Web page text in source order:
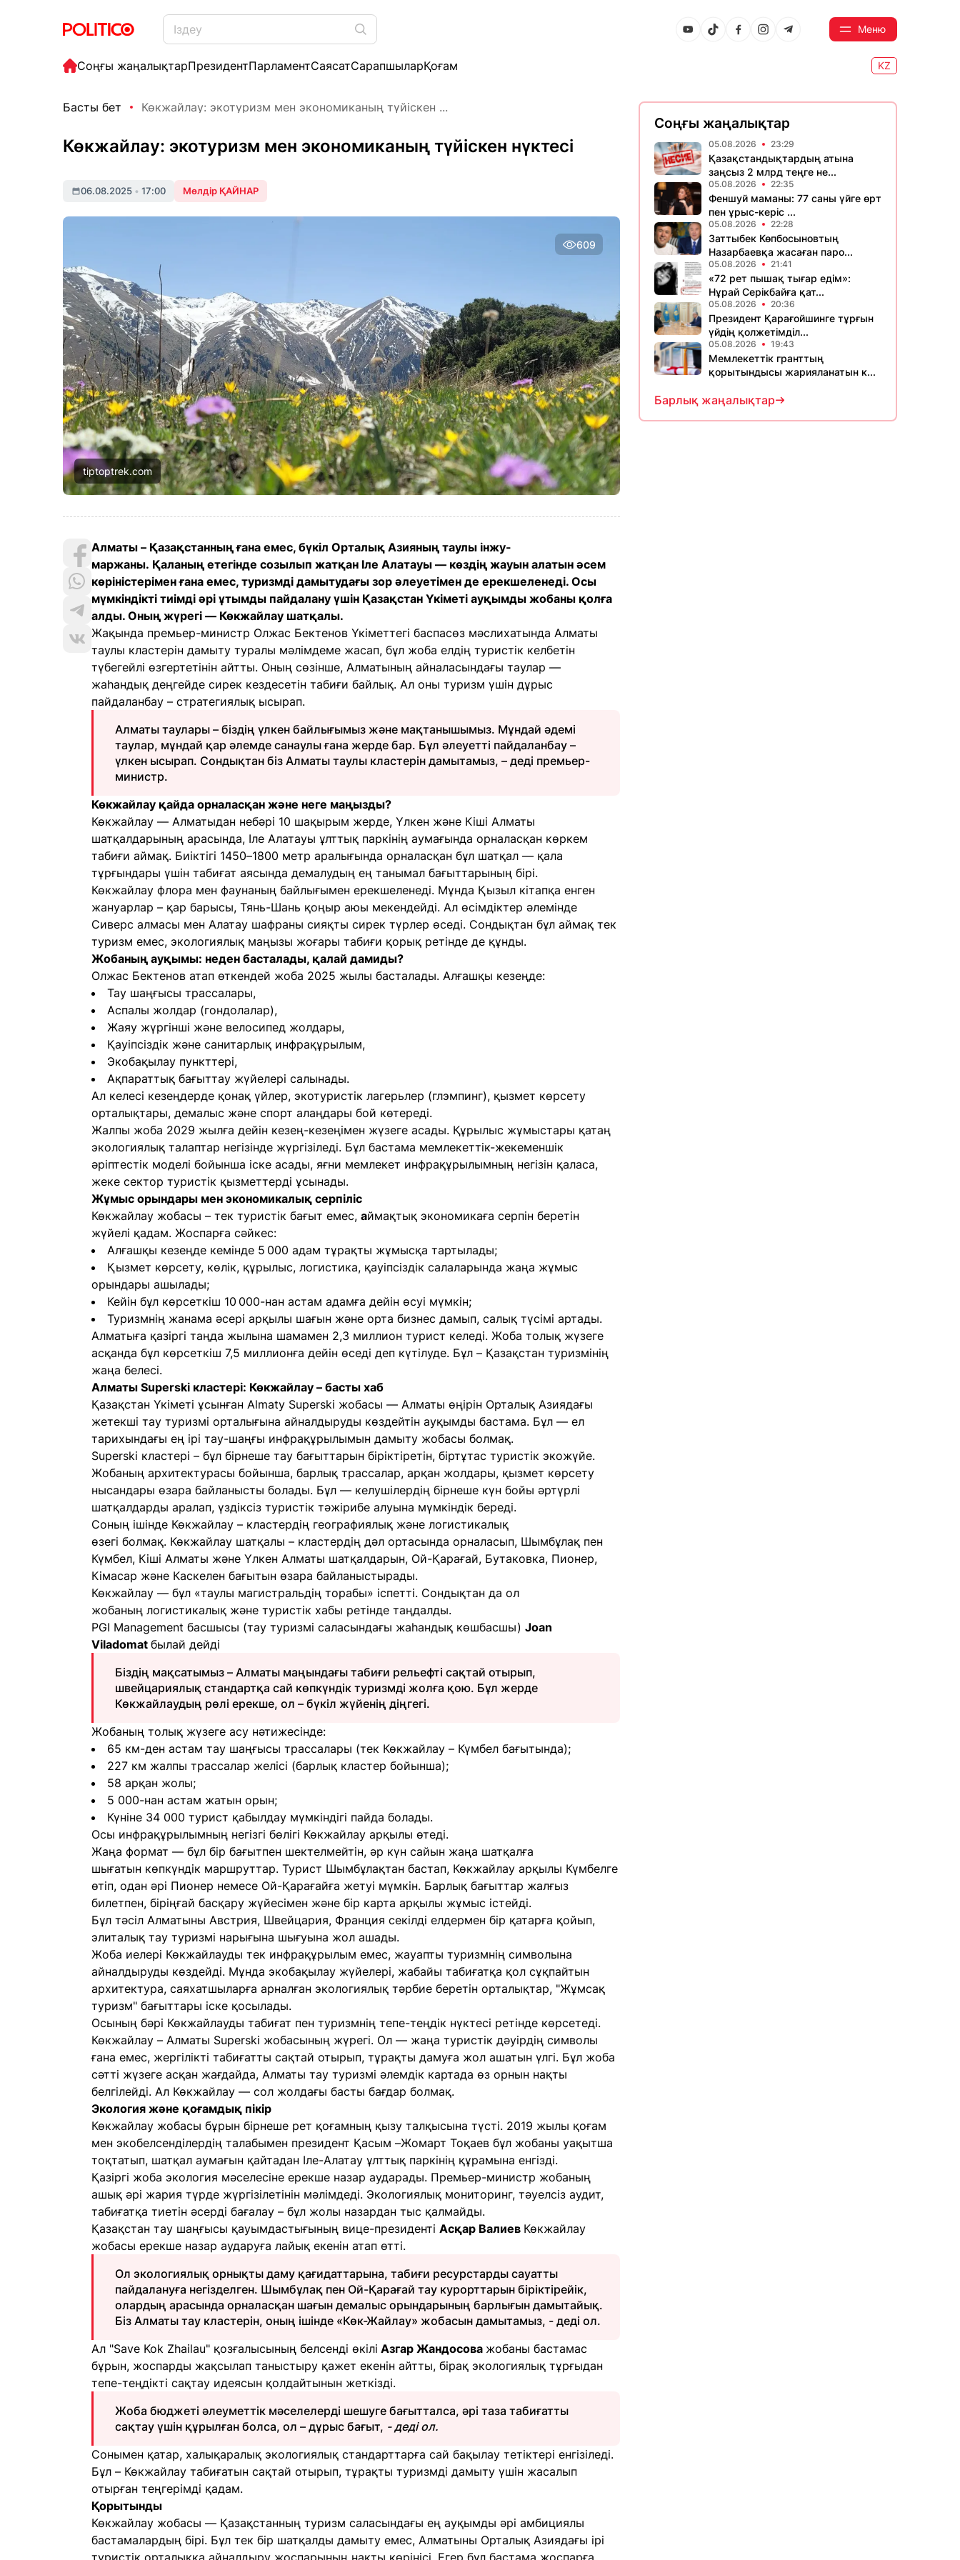
Меню
Соңғы жаңалықтарПрезидентПарламентСаясатСарапшыларҚоғам KZ
Басты бет Көкжайлау: экотуризм мен экономиканың түйіскен ...
Көкжайлау: экотуризм мен экономиканың түйіскен нүктесі
06.08.2025 • 17:00 Мөлдір ҚАЙНАР
609
tiptoptrek.com
Алматы – Қазақстанның ғана емес, бүкіл Орталық Азияның таулы інжу-
маржаны. Қаланың етегінде созылып жатқан Іле Алатауы — көздің жауын алатын әсем
көріністерімен ғана емес, туризмді дамытудағы зор әлеуетімен де ерекшеленеді. Осы
мүмкіндікті тиімді әрі ұтымды пайдалану үшін Қазақстан Үкіметі ауқымды жобаны қолға
алды. Оның жүрегі — Көкжайлау шатқалы.
Жақында премьер-министр Олжас Бектенов Үкіметтегі баспасөз мәслихатында Алматы
таулы кластерін дамыту туралы мәлімдеме жасап, бұл жоба елдің туристік келбетін
түбегейлі өзгертетінін айтты. Оның сөзінше, Алматының айналасындағы таулар —
жаһандық деңгейде сирек кездесетін табиғи байлық. Ал оны туризм үшін дұрыс
пайдаланбау – стратегиялық ысырап.
Алматы таулары – біздің үлкен байлығымыз және мақтанышымыз. Мұндай әдемі
таулар, мұндай қар әлемде санаулы ғана жерде бар. Бұл әлеуетті пайдаланбау –
үлкен ысырап. Сондықтан біз Алматы таулы кластерін дамытамыз, – деді премьер-
министр.
Көкжайлау қайда орналасқан және неге маңызды?
Көкжайлау — Алматыдан небәрі 10 шақырым жерде, Үлкен және Кіші Алматы
шатқалдарының арасында, Іле Алатауы ұлттық паркінің аумағында орналасқан көркем
табиғи аймақ. Биіктігі 1450–1800 метр аралығында орналасқан бұл шатқал — қала
тұрғындары үшін табиғат аясында демалудың ең танымал бағыттарының бірі.
Көкжайлау флора мен фаунаның байлығымен ерекшеленеді. Мұнда Қызыл кітапқа енген
жануарлар – қар барысы, Тянь-Шань қоңыр аюы мекендейді. Ал өсімдіктер әлемінде
Сиверс алмасы мен Алатау шафраны сияқты сирек түрлер өседі. Сондықтан бұл аймақ тек
туризм емес, экологиялық маңызы жоғары табиғи қорық ретінде де құнды.
Жобаның ауқымы: неден басталады, қалай дамиды?
Олжас Бектенов атап өткендей жоба 2025 жылы басталады. Алғашқы кезеңде:
Тау шаңғысы трассалары,
Аспалы жолдар (гондолалар),
Жаяу жүргінші және велосипед жолдары,
Қауіпсіздік және санитарлық инфрақұрылым,
Экобақылау пункттері,
Ақпараттық бағыттау жүйелері салынады.
Ал келесі кезеңдерде қонақ үйлер, экотуристік лагерьлер (глэмпинг), қызмет көрсету
орталықтары, демалыс және спорт алаңдары бой көтереді.
Жалпы жоба 2029 жылға дейін кезең-кезеңімен жүзеге асады. Құрылыс жұмыстары қатаң
экологиялық талаптар негізінде жүргізіледі. Бұл бастама мемлекеттік-жекеменшік
әріптестік моделі бойынша іске асады, яғни мемлекет инфрақұрылымның негізін қаласа,
жеке сектор туристік қызметтерді ұсынады.
Жұмыс орындары мен экономикалық серпіліс
Көкжайлау жобасы – тек туристік бағыт емес, аймақтық экономикаға серпін беретін
жүйелі қадам. Жоспарға сәйкес:
Алғашқы кезеңде кемінде 5 000 адам тұрақты жұмысқа тартылады;
Қызмет көрсету, көлік, құрылыс, логистика, қауіпсіздік салаларында жаңа жұмыс
орындары ашылады;
Кейін бұл көрсеткіш 10 000-нан астам адамға дейін өсуі мүмкін;
Туризмнің жанама әсері арқылы шағын және орта бизнес дамып, салық түсімі артады.
Алматыға қазіргі таңда жылына шамамен 2,3 миллион турист келеді. Жоба толық жүзеге
асқанда бұл көрсеткіш 7,5 миллионға дейін өседі деп күтілуде. Бұл – Қазақстан туризмінің
жаңа белесі.
Алматы Superski кластері: Көкжайлау – басты хаб
Қазақстан Үкіметі ұсынған Almaty Superski жобасы — Алматы өңірін Орталық Азиядағы
жетекші тау туризмі орталығына айналдыруды көздейтін ауқымды бастама. Бұл — ел
тарихындағы ең ірі тау-шаңғы инфрақұрылымын дамыту жобасы болмақ.
Superski кластері – бұл бірнеше тау бағыттарын біріктіретін, біртұтас туристік экожүйе.
Жобаның архитектурасы бойынша, барлық трассалар, арқан жолдары, қызмет көрсету
нысандары өзара байланысты болады. Бұл — келушілердің бірнеше күн бойы әртүрлі
шатқалдарды аралап, үздіксіз туристік тәжірибе алуына мүмкіндік береді.
Соның ішінде Көкжайлау – кластердің географиялық және логистикалық
өзегі болмақ. Көкжайлау шатқалы – кластердің дәл ортасында орналасып, Шымбұлақ пен
Күмбел, Кіші Алматы және Үлкен Алматы шатқалдарын, Ой-Қарағай, Бутаковка, Пионер,
Кімасар және Каскелен бағытын өзара байланыстырады.
Көкжайлау — бұл «таулы магистральдің торабы» іспетті. Сондықтан да ол
жобаның логистикалық және туристік хабы ретінде таңдалды.
PGI Management басшысы (тау туризмі саласындағы жаһандық көшбасшы) Joan
Viladomat былай дейді
Біздің мақсатымыз – Алматы маңындағы табиғи рельефті сақтай отырып,
швейцариялық стандартқа сай көпкүндік туризмді жолға қою. Бұл жерде
Көкжайлаудың рөлі ерекше, ол – бүкіл жүйенің діңгегі.
Жобаның толық жүзеге асу нәтижесінде:
65 км-ден астам тау шаңғысы трассалары (тек Көкжайлау – Күмбел бағытында);
227 км жалпы трассалар желісі (барлық кластер бойынша);
58 арқан жолы;
5 000-нан астам жатын орын;
Күніне 34 000 турист қабылдау мүмкіндігі пайда болады.
Осы инфрақұрылымның негізгі бөлігі Көкжайлау арқылы өтеді.
Жаңа формат — бұл бір бағытпен шектелмейтін, әр күн сайын жаңа шатқалға
шығатын көпкүндік маршруттар. Турист Шымбұлақтан бастап, Көкжайлау арқылы Күмбелге
өтіп, одан әрі Пионер немесе Ой-Қарағайға жетуі мүмкін. Барлық бағыттар жалғыз
билетпен, біріңғай басқару жүйесімен және бір карта арқылы жұмыс істейді.
Бұл тәсіл Алматыны Австрия, Швейцария, Франция секілді елдермен бір қатарға қойып,
элиталық тау туризмі нарығына шығуына жол ашады.
Жоба иелері Көкжайлауды тек инфрақұрылым емес, жауапты туризмнің символына
айналдыруды көздейді. Мұнда экобақылау жүйелері, жабайы табиғатқа қол сұқпайтын
архитектура, саяхатшыларға арналған экологиялық тәрбие беретін орталықтар, "Жұмсақ
туризм" бағыттары іске қосылады.
Осының бәрі Көкжайлауды табиғат пен туризмнің тепе-теңдік нүктесі ретінде көрсетеді.
Көкжайлау – Алматы Superski жобасының жүрегі. Ол — жаңа туристік дәуірдің символы
ғана емес, жергілікті табиғатты сақтай отырып, тұрақты дамуға жол ашатын үлгі. Бұл жоба
сәтті жүзеге асқан жағдайда, Алматы тау туризмі әлемдік картада өз орнын нақты
белгілейді. Ал Көкжайлау — сол жолдағы басты бағдар болмақ.
Экология және қоғамдық пікір
Көкжайлау жобасы бұрын бірнеше рет қоғамның қызу талқысына түсті. 2019 жылы қоғам
мен экобелсенділердің талабымен президент Қасым –Жомарт Тоқаев бұл жобаны уақытша
тоқтатып, шатқал аумағын қайтадан Іле-Алатау ұлттық паркінің құрамына енгізді.
Қазіргі жоба экология мәселесіне ерекше назар аударады. Премьер-министр жобаның
ашық әрі жария түрде жүргізілетінін мәлімдеді. Экологиялық мониторинг, тәуелсіз аудит,
табиғатқа тиетін әсерді бағалау – бұл жолы назардан тыс қалмайды.
Қазақстан тау шаңғысы қауымдастығының вице-президенті Асқар Валиев Көкжайлау
жобасы ерекше назар аударуға лайық екенін атап өтті.
Ол экологиялық орнықты даму қағидаттарына, табиғи ресурстарды сауатты
пайдалануға негізделген. Шымбұлақ пен Ой-Қарағай тау курорттарын біріктірейік,
олардың арасында орналасқан шағын демалыс орындарының барлығын дамытайық.
Біз Алматы тау кластерін, оның ішінде «Көк-Жайлау» жобасын дамытамыз, - деді ол.
Ал "Save Kok Zhailau" қозғалысының белсенді өкілі Азгар Жандосова жобаны бастамас
бұрын, жоспарды жақсылап таныстыру қажет екенін айтты, бірақ экологиялық тұрғыдан
тепе-теңдікті сақтау идеясын қолдайтынын жеткізді.
Жоба бюджеті әлеуметтік мәселелерді шешуге бағытталса, әрі таза табиғатты
сақтау үшін құрылған болса, ол – дұрыс бағыт, - деді ол.
Сонымен қатар, халықаралық экологиялық стандарттарға сай бақылау тетіктері енгізіледі.
Бұл – Көкжайлау табиғатын сақтай отырып, тұрақты туризмді дамыту үшін жасалып
отырған теңгерімді қадам.
Қорытынды
Көкжайлау жобасы — Қазақстанның туризм саласындағы ең ауқымды әрі амбициялы
бастамалардың бірі. Бұл тек бір шатқалды дамыту емес, Алматыны Орталық Азиядағы ірі
туристік орталыққа айналдыру жоспарының нақты көрінісі. Егер бұл бастама жоспарға
Соңғы жаңалықтар
05.08.2026 23:29
Қазақстандықтардың атына
заңсыз 2 млрд теңге не...
05.08.2026 22:35
Феншуй маманы: 77 саны үйге өрт
пен ұрыс-керіс ...
05.08.2026 22:28
Заттыбек Көпбосыновтың
Назарбаевқа жасаған паро...
05.08.2026 21:41
«72 рет пышақ тығар едім»:
Нұрай Серікбайға қат...
05.08.2026 20:36
Президент Қарағойшинге тұрғын
үйдің қолжетімділ...
05.08.2026 19:43
Мемлекеттік гранттың
қорытындысы жарияланатын к...
Барлық жаңалықтар